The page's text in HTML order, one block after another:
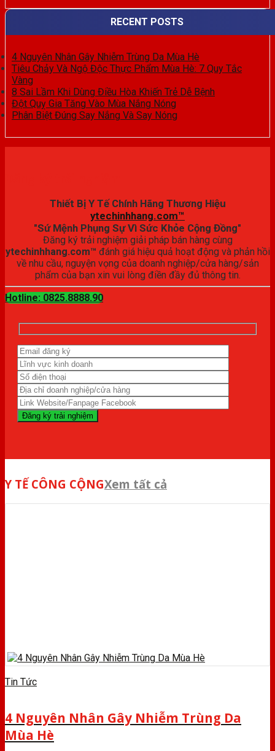
RECENT POSTS
4 Nguyên Nhân Gây Nhiễm Trùng Da Mùa Hè
Tiêu Chảy Và Ngộ Độc Thực Phẩm Mùa Hè: 7 Quy Tắc
Vàng
8 Sai Lầm Khi Dùng Điều Hòa Khiến Trẻ Dễ Bệnh
Đột Quỵ Gia Tăng Vào Mùa Nắng Nóng
Phân Biệt Đúng Say Nắng Và Say Nóng
Thiết Bị Y Tế Chính Hãng Thương Hiệu
ytechinhhang.com™
"Sứ Mệnh Phụng Sự Vì Sức Khỏe Cộng Đồng"
Đăng ký trải nghiệm giải pháp bán hàng cùng
ytechinhhang.com™ đánh giá hiệu quả hoạt động và phản hồi
về nhu cầu, nguyện vọng của doanh nghiệp/cửa hàng/sản
phẩm của bạn xin vui lòng điền đầy đủ thông tin.
Hotline: 0825.8888.90
Y TẾ CÔNG CỘNGXem tất cả
Tin Tức
4 Nguyên Nhân Gây Nhiễm Trùng Da
Mùa Hè